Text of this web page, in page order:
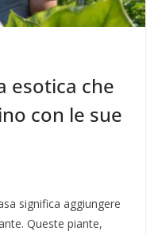
esotica che
con le sue
significa aggiungere
Queste piante,